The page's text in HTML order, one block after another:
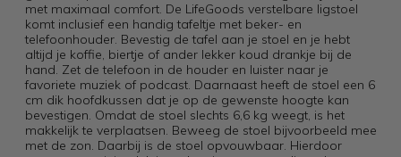
met maximaal comfort. De LifeGoods verstelbare ligstoel
komt inclusief een handig tafeltje met beker- en
telefoonhouder. Bevestig de tafel aan je stoel en je hebt
altijd je koffie, biertje of ander lekker koud drankje bij de
hand. Zet de telefoon in de houder en luister naar je
favoriete muziek of podcast. Daarnaast heeft de stoel een 6
cm dik hoofdkussen dat je op de gewenste hoogte kan
bevestigen. Omdat de stoel slechts 6,6 kg weegt, is het
makkelijk te verplaatsen. Beweeg de stoel bijvoorbeeld mee
met de zon. Daarbij is de stoel opvouwbaar. Hierdoor